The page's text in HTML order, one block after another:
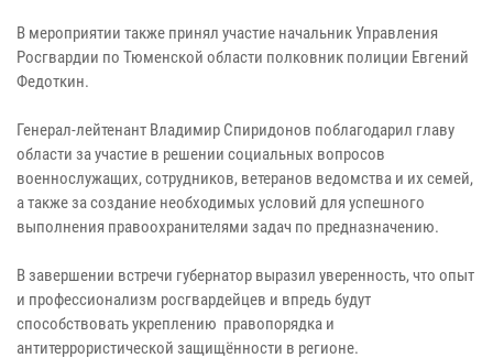
В мероприятии также принял участие начальник Управления
Росгвардии по Тюменской области полковник полиции Евгений
Федоткин.
Генерал-лейтенант Владимир Спиридонов поблагодарил главу
области за участие в решении социальных вопросов
военнослужащих, сотрудников, ветеранов ведомства и их семей,
а также за создание необходимых условий для успешного
выполнения правоохранителями задач по предназначению.
В завершении встречи губернатор выразил уверенность, что опыт
и профессионализм росгвардейцев и впредь будут
способствовать укреплению правопорядка и
антитеррористической защищённости в регионе.